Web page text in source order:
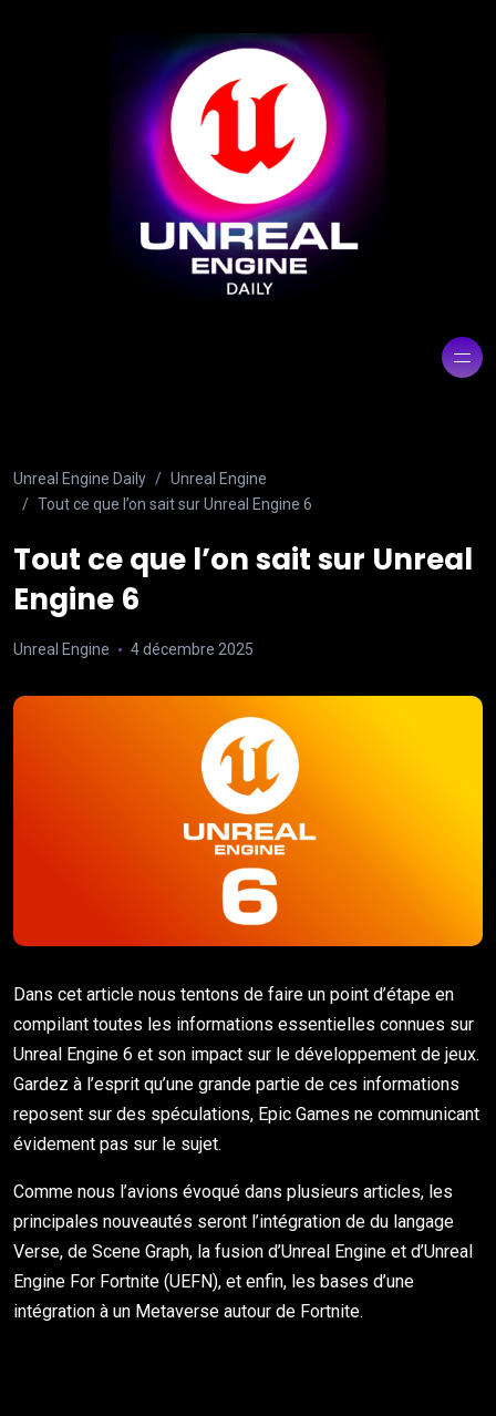
Unreal Engine Daily
Unreal Engine
Tout ce que l’on sait sur Unreal Engine 6
Tout ce que l’on sait sur Unreal
Engine 6
Unreal Engine 4 décembre 2025
Dans cet article nous tentons de faire un point d’étape en
compilant toutes les informations essentielles connues sur
Unreal Engine 6 et son impact sur le développement de jeux.
Gardez à l’esprit qu’une grande partie de ces informations
reposent sur des spéculations, Epic Games ne communicant
évidement pas sur le sujet.
Comme nous l’avions évoqué dans plusieurs articles, les
principales nouveautés seront l’intégration de du langage
Verse, de Scene Graph, la fusion d’Unreal Engine et d’Unreal
Engine For Fortnite (UEFN), et enfin, les bases d’une
intégration à un Metaverse autour de Fortnite.